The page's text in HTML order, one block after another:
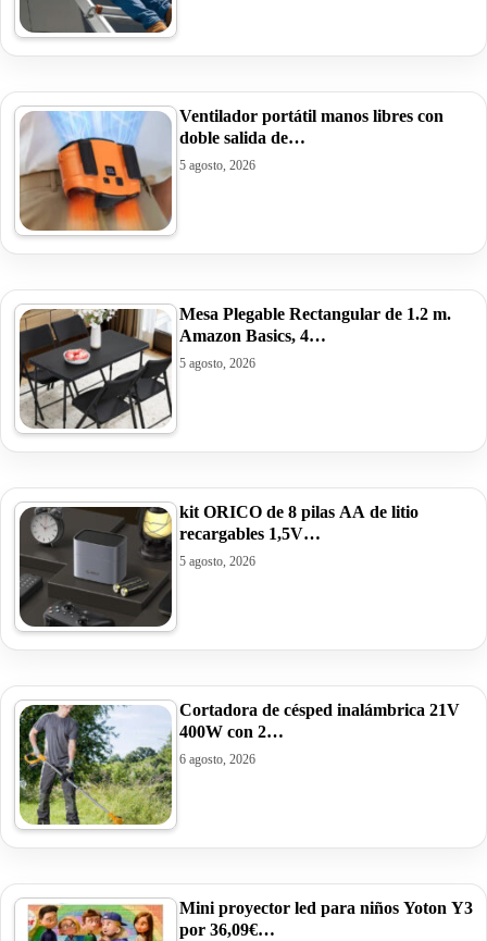
Ventilador portátil manos libres con
doble salida de…
5 agosto, 2026
Mesa Plegable Rectangular de 1.2 m.
Amazon Basics, 4…
5 agosto, 2026
kit ORICO de 8 pilas AA de litio
recargables 1,5V…
5 agosto, 2026
Cortadora de césped inalámbrica 21V
400W con 2…
6 agosto, 2026
Mini proyector led para niños Yoton Y3
por 36,09€…